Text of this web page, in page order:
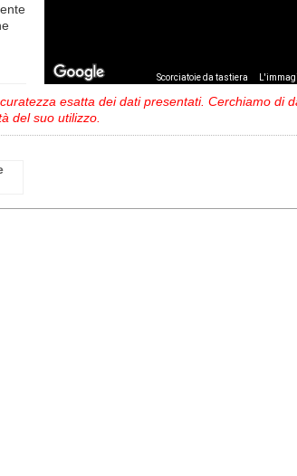
Scorciatoie da tastiera
esatta dei dati presentati. Cerchiamo di
del suo utilizzo.